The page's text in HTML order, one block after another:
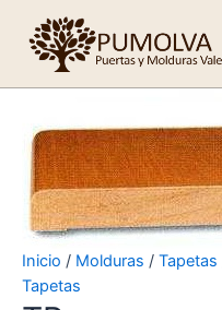
contenido
Inicio / Molduras / Tapetas
Tapetas